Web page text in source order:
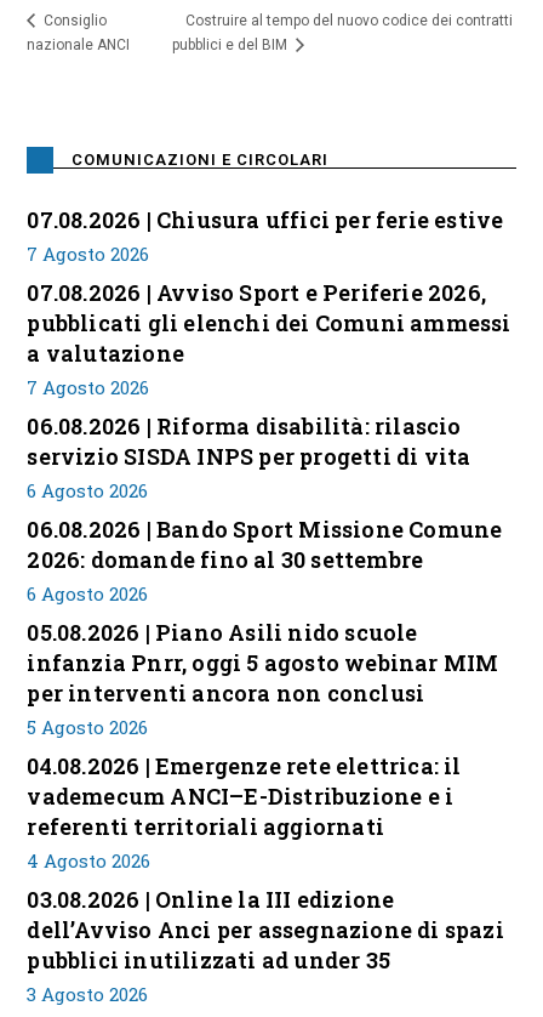
Consiglio
nazionale ANCI
Costruire al tempo del nuovo codice dei contratti
pubblici e del BIM
COMUNICAZIONI E CIRCOLARI
07.08.2026 | Chiusura uffici per ferie estive
7 Agosto 2026
07.08.2026 | Avviso Sport e Periferie 2026,
pubblicati gli elenchi dei Comuni ammessi
a valutazione
7 Agosto 2026
06.08.2026 | Riforma disabilità: rilascio
servizio SISDA INPS per progetti di vita
6 Agosto 2026
06.08.2026 | Bando Sport Missione Comune
2026: domande fino al 30 settembre
6 Agosto 2026
05.08.2026 | Piano Asili nido scuole
infanzia Pnrr, oggi 5 agosto webinar MIM
per interventi ancora non conclusi
5 Agosto 2026
04.08.2026 | Emergenze rete elettrica: il
vademecum ANCI–E-Distribuzione e i
referenti territoriali aggiornati
4 Agosto 2026
03.08.2026 | Online la III edizione
dell’Avviso Anci per assegnazione di spazi
pubblici inutilizzati ad under 35
3 Agosto 2026